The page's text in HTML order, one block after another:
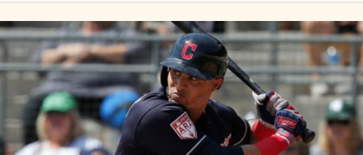
o
s
a
t
r
á
s